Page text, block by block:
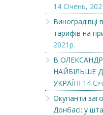
14 Січень,
тарифів на
2021р.
В
НАЙБІЛЬШЕ
УКРАЇНІ 14
Окупанти
Донбасі: у